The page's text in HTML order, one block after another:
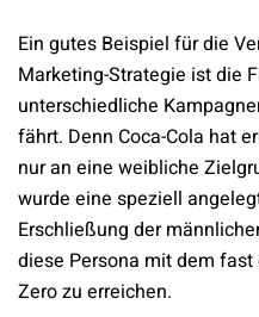
Ein gutes Beispiel für die
Marketing-Strategie ist die
unterschiedliche
fährt. Denn Coca-Cola hat
nur an eine weibliche
wurde eine speziell
Erschließung der
diese Persona mit dem fast
Zero zu erreichen.